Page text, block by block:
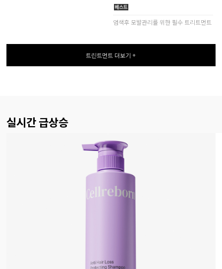
염색후 모발관리를 위한 필수 트리트먼트
트린트먼트 더보기 +
실시간 급상승